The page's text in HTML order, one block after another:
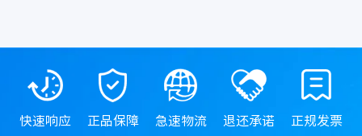
快速响应 正品保障 急速物流 退还承诺 正规发票